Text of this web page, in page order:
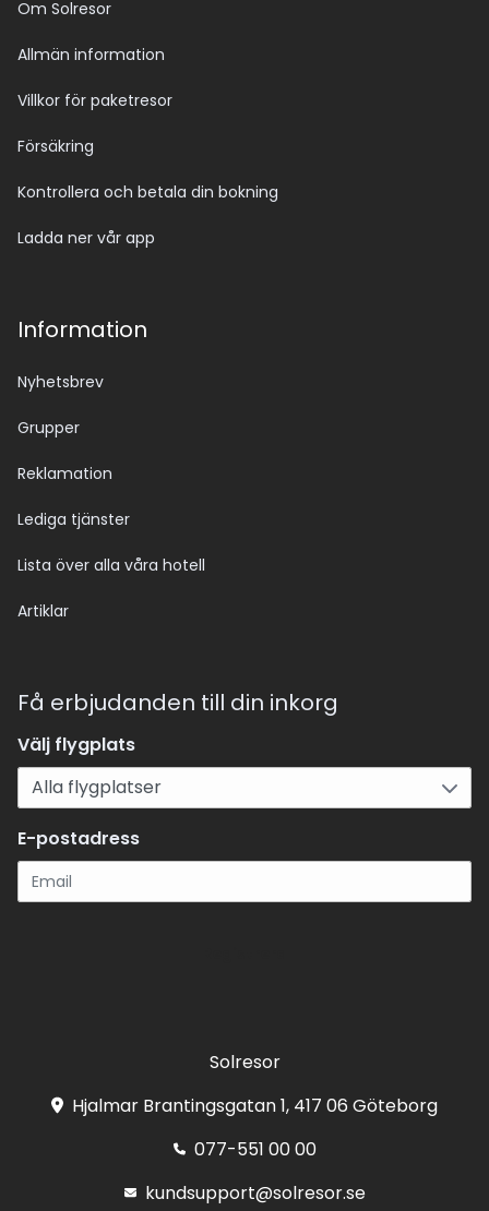
Om Solresor
Allmän information
Villkor för paketresor
Försäkring
Kontrollera och betala din bokning
Ladda ner vår app
Information
Nyhetsbrev
Grupper
Reklamation
Lediga tjänster
Lista över alla våra hotell
Artiklar
Få erbjudanden till din inkorg
Välj flygplats
E-postadress
Solresor
Hjalmar Brantingsgatan 1, 417 06 Göteborg
077-551 00 00
kundsupport@solresor.se